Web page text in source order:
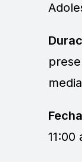
Fecha
11:00